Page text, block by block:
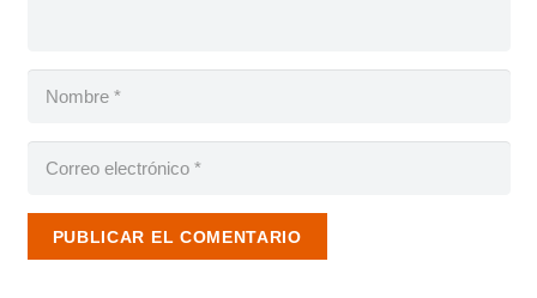
PUBLICAR EL COMENTARIO